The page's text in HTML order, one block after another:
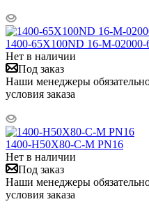
1400-65X100ND 16-M-02000-
Нет в наличии
Под заказ
Наши менеджеры
условия заказа
1400-H50X80-C-M PN16
Нет в наличии
Под заказ
Наши менеджеры
условия заказа